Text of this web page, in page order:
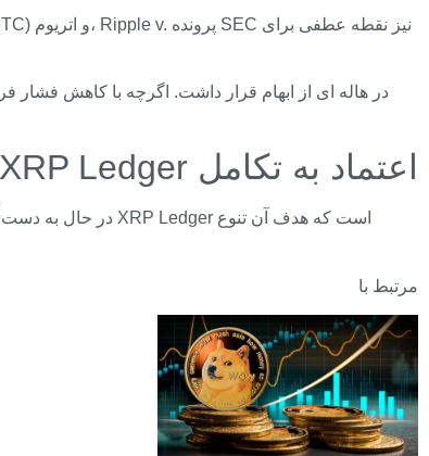
اعتماد به تکامل XRP Ledger
مرتبط با